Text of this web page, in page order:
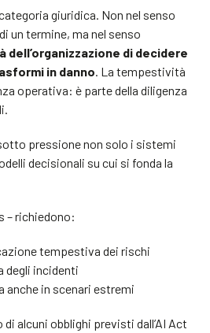
giuridica. Non nel senso
un termine, ma nel senso
dell’organizzazione di decidere
in danno. La tempestività
operativa: è parte della diligenza
pressione non solo i sistemi
decisionali su cui si fonda la
– richiedono:
tempestiva dei rischi
degli incidenti
in scenari estremi
alcuni obblighi previsti dall’AI Act